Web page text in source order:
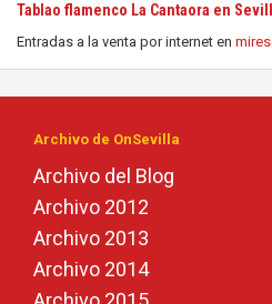
Tablao flamenco La Cantaora en
Entradas a la venta por internet en
Archivo de OnSevilla
Archivo del Blog
Archivo 2012
Archivo 2013
Archivo 2014